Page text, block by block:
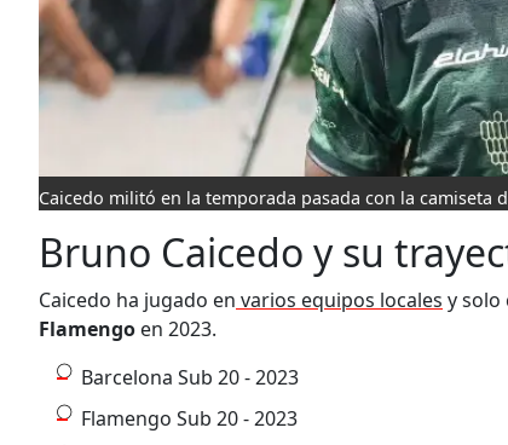
Caicedo militó en la temporada pasada con la camiseta
Bruno Caicedo y su
Caicedo ha jugado en varios equipos locales y solo
Flamengo en 2023.
Barcelona Sub 20 - 2023
Flamengo Sub 20 - 2023